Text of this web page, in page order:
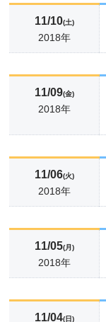
11/10(土)
2018年
11/09(金)
2018年
11/06(火)
2018年
11/05(月)
2018年
11/04(日)